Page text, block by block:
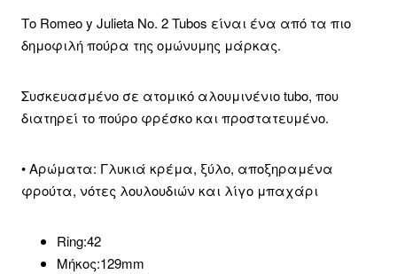
Το Romeo y Julieta No. 2 Tubos είναι ένα από τα πιο
δημοφιλή πούρα της ομώνυμης μάρκας.
Συσκευασμένο σε ατομικό αλουμινένιο tubo, που
διατηρεί το πούρο φρέσκο και προστατευμένο.
• Αρώματα: Γλυκιά κρέμα, ξύλο, αποξηραμένα
φρούτα, νότες λουλουδιών και λίγο μπαχάρι
Ring:42
Μήκος:129mm